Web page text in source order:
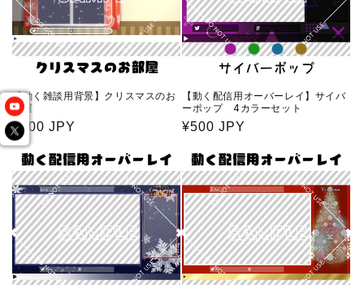
【動く雑談用背景】クリスマスのお
部屋
通
常
価
格
¥500 JPY
【動く配信用オーバーレイ】サイバ
ーポップ 4カラーセット
通
価
格
¥500 JPY